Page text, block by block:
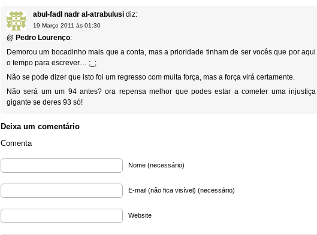
abul-fadl nadr al-atrabulusi diz:
19 Março 2011 às 01:30
@ Pedro Lourenço:
Demorou um bocadinho mais que a conta, mas a prioridade tinham de ser vocês que por aqui
o tempo para escrever… ;_;
Não se pode dizer que isto foi um regresso com muita força, mas a força virá certamente.
Não será um um 94 antes? ora repensa melhor que podes estar a cometer uma injustiça
gigante se deres 93 só!
Deixa um comentário
Comenta
Nome (necessário)
E-mail (não fica visível) (necessário)
Website